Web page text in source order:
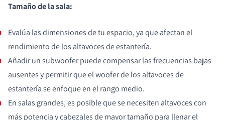
Tamaño de la sala:
Evalúa las dimensiones de tu espacio, ya que afectan el
rendimiento de los altavoces de estantería.
Añadir un subwoofer puede compensar las frecuencias bajas
ausentes y permitir que el woofer de los altavoces de
estantería se enfoque en el rango medio.
En salas grandes, es posible que se necesiten altavoces con
más potencia y cabezales de mayor tamaño para llenar el